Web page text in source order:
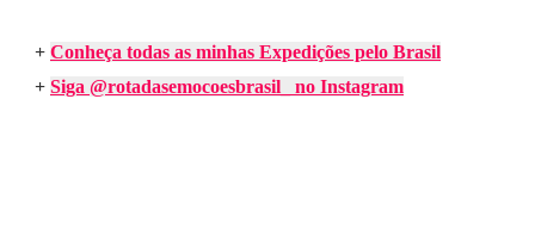
+ Conheça todas as minhas Expedições pelo Brasil
+ Siga @rotadasemocoesbrasil_ no Instagram